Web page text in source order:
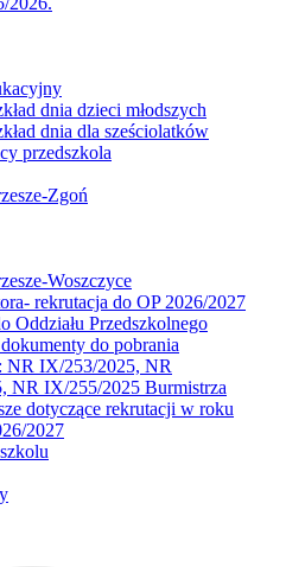
dnia dzieci młodszych
dnia dla sześciolatków
przedszkola
Zgoń
Woszczyce
rekrutacja do OP 2026/2027
Oddziału Przedszkolnego
do pobrania
NR IX/253/2025, NR
NR IX/255/2025 Burmistrza
dotyczące rekrutacji w roku
2027